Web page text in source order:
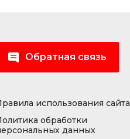
Обратная связь
использования сайта
обработки
данных